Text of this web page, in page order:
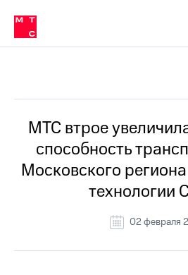
Медиа-центр
и акционерам
Устойчивое развитие
Комплаенс и деловая этика
компании
Карьера
История
компании
Руководство
региона
информация
в МТС
Пресс-
релизы
МТС
о технологиях
МТС втрое
способность
Московского
технологии
02 февраля